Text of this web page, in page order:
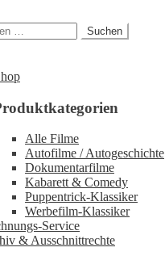
Suchen
Alle Filme
Autofilme / Autogeschichte
Dokumentarfilme
Kabarett & Comedy
Puppentrick-Klassiker
Werbefilm-Klassiker
Service
& Ausschnittrechte